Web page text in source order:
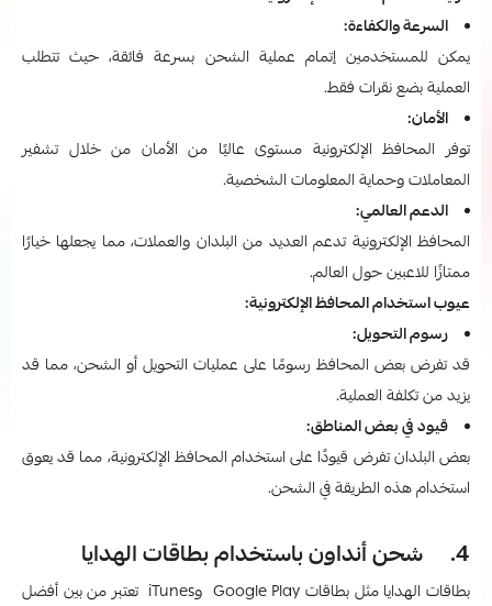
السرعة والكفاءة:
يمكن للمستخدمين إتمام عملية الشحن بسرعة فائقة، حيث تتطلب
العملية بضع نقرات فقط.
الأمان:
توفر المحافظ الإلكترونية مستوى عاليًا من الأمان من خلال تشفير
المعاملات وحماية المعلومات الشخصية.
الدعم العالمي:
المحافظ الإلكترونية تدعم العديد من البلدان والعملات، مما يجعلها خيارًا
ممتازًا للاعبين حول العالم.
عيوب استخدام المحافظ الإلكترونية:
رسوم التحويل:
قد تفرض بعض المحافظ رسومًا على عمليات التحويل أو الشحن، مما قد
يزيد من تكلفة العملية.
قيود في بعض المناطق:
بعض البلدان تفرض قيودًا على استخدام المحافظ الإلكترونية، مما قد يعوق
استخدام هذه الطريقة في الشحن.
4. شحن أنداون باستخدام بطاقات الهدايا
بطاقات الهدايا مثل بطاقات Google Play وiTunes تعتبر من بين أفضل